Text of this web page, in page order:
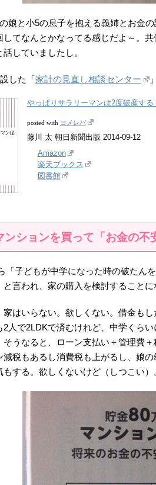
娘と小5の息子を抱える義姉とお金
してなんとかなってる感じだよ～。
していましたし。
した「家計の見直し相談センター 」
やっぱりサラリーマンは2度破産する
posted with ヨメレバ
藤川 太 朝日新聞出版 2014-09-12
Amazon
楽天ブックス
図書館
ンションを買って「お金の不
「子どもが中学になった時の破たん
と言われ、家の購入を検討することに
家はいらない。欲しくない。借金もし
2人で2LDKで済むけれど、中学くら
そうなると、ローン支払い＋管理費＋
減税もあるし消費税も上がるし、娘
する。欲しくないけど（しつこい）